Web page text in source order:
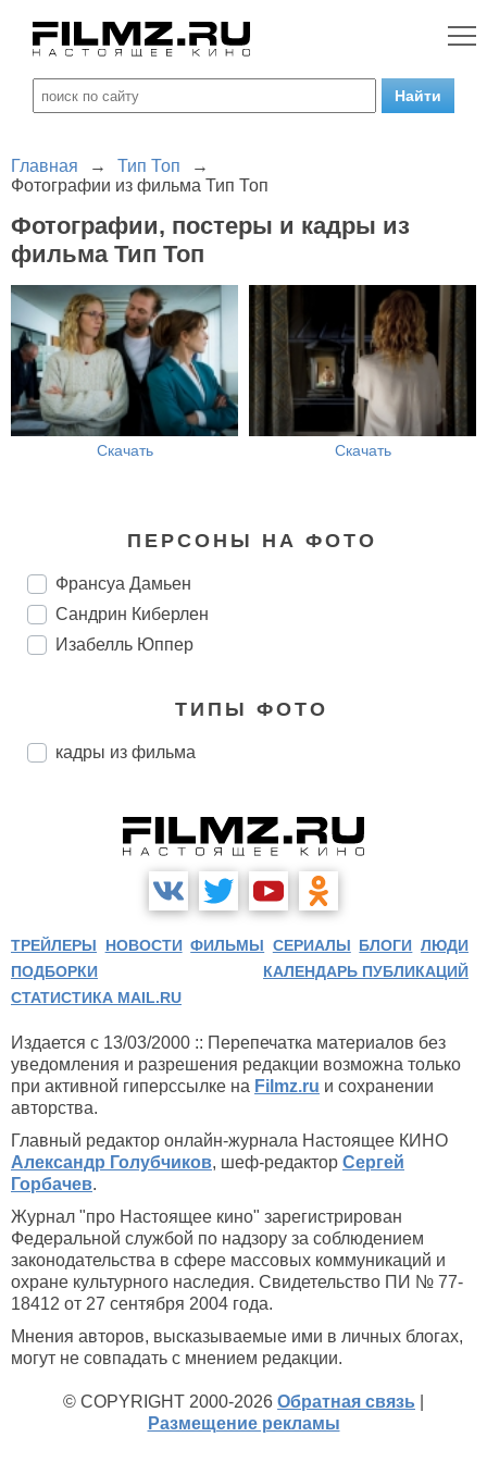
Главная → Тип Топ
→
Фотографии из фильма Тип Топ
Фотографии, постеры и кадры из
фильма Тип Топ
Скачать Скачать
ПЕРСОНЫ НА ФОТО
Франсуа Дамьен
Сандрин Киберлен
Изабелль Юппер
ТИПЫ ФОТО
кадры из фильма
ТРЕЙЛЕРЫ НОВОСТИ ФИЛЬМЫ СЕРИАЛЫ БЛОГИ ЛЮДИ
ПОДБОРКИ
КАЛЕНДАРЬ ПУБЛИКАЦИЙ
СТАТИСТИКА MAIL.RU
Издается с 13/03/2000 :: Перепечатка материалов без
уведомления и разрешения редакции возможна только
при активной гиперссылке на Filmz.ru и сохранении
авторства.
Главный редактор онлайн-журнала Настоящее КИНО
Александр Голубчиков, шеф-редактор Сергей
Горбачев.
Журнал "про Настоящее кино" зарегистрирован
Федеральной службой по надзору за соблюдением
законодательства в сфере массовых коммуникаций и
охране культурного наследия. Свидетельство ПИ № 77-
18412 от 27 сентября 2004 года.
Мнения авторов, высказываемые ими в личных блогах,
могут не совпадать с мнением редакции.
© COPYRIGHT 2000-2026 Обратная связь
Размещение рекламы